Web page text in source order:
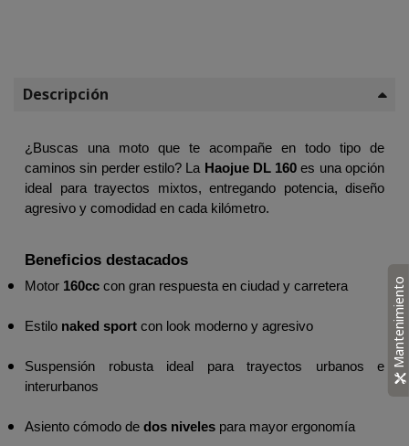
Descripción
¿Buscas una moto que te acompañe en todo tipo de
caminos sin perder estilo? La Haojue DL 160 es una opción
ideal para trayectos mixtos, entregando potencia, diseño
agresivo y comodidad en cada kilómetro.
Beneficios destacados
Motor 160cc con gran respuesta en ciudad y carretera
Estilo naked sport con look moderno y agresivo
Suspensión robusta ideal para trayectos urbanos e
interurbanos
Asiento cómodo de dos niveles para mayor ergonomía
Mantenimiento